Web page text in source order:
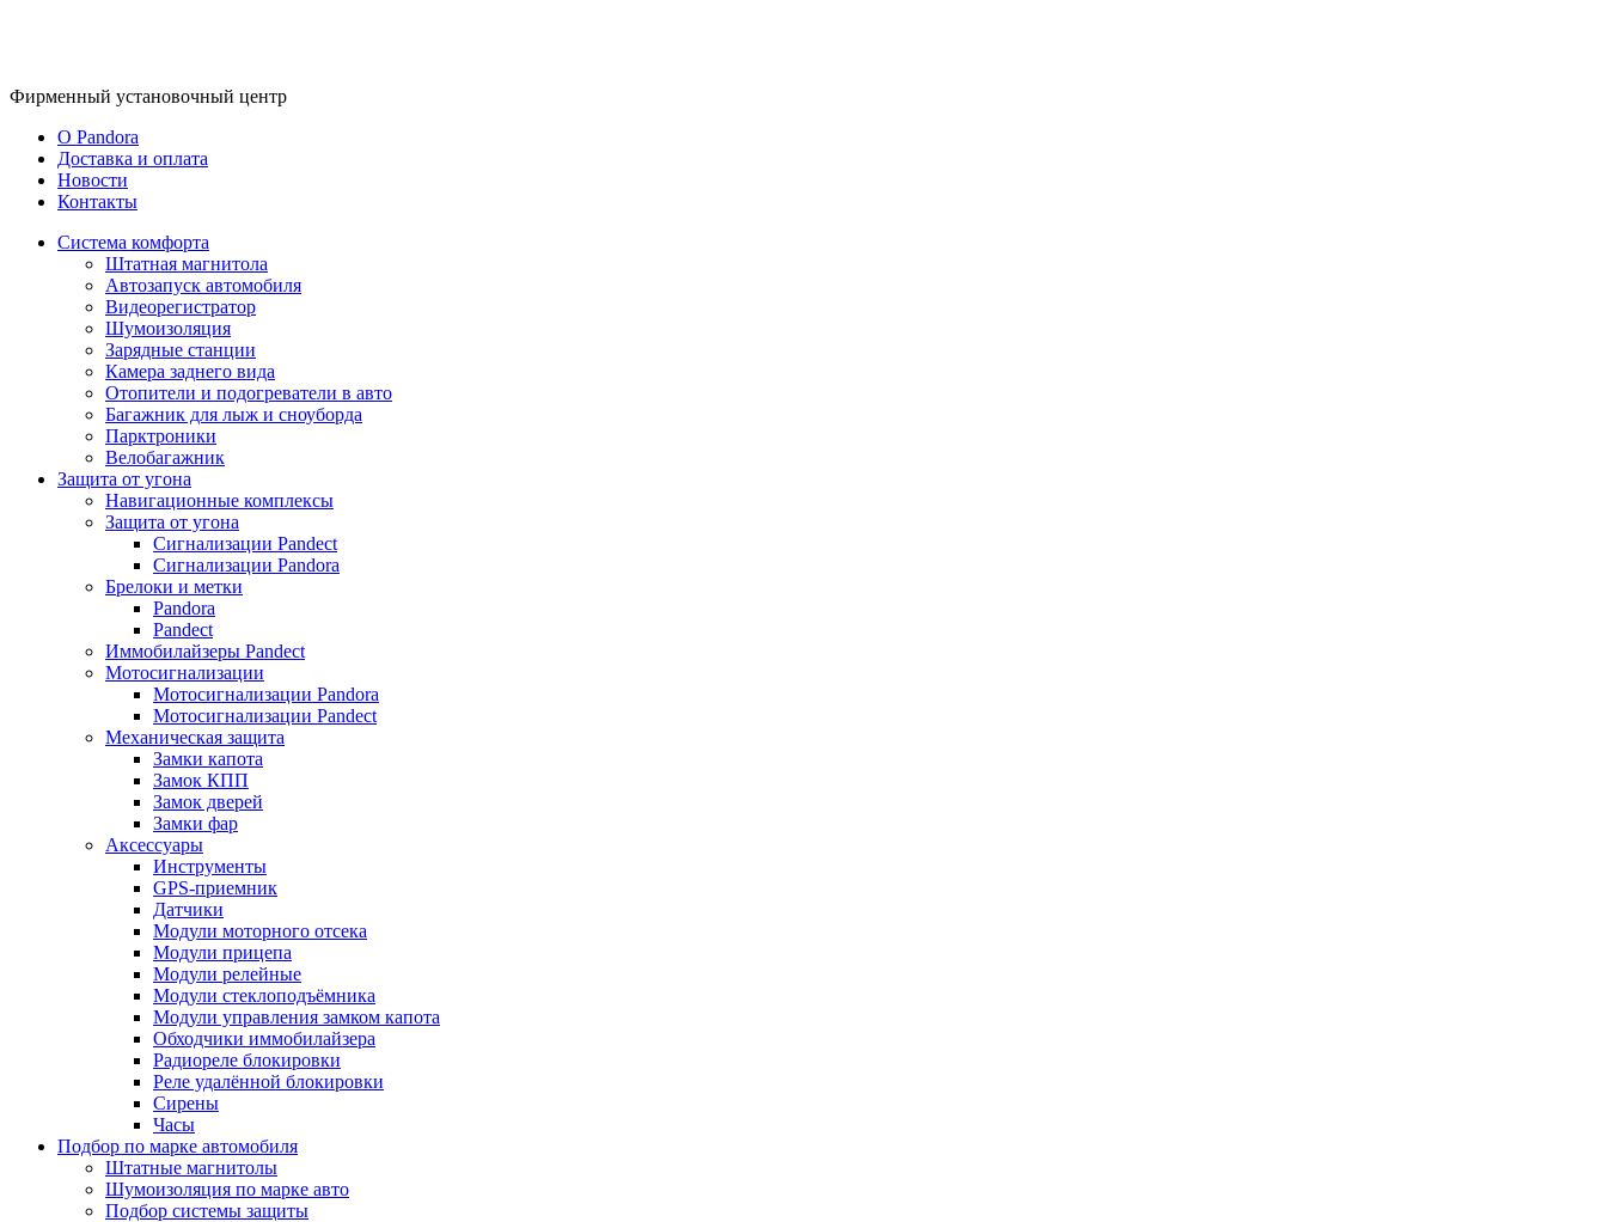
Фирменный установочный центр
O Pandora
Доставка и оплата
Новости
Контакты
Система комфорта
Штатная магнитола
Автозапуск автомобиля
Видеорегистратор
Шумоизоляция
Зарядные станции
Камера заднего вида
Отопители и подогреватели в авто
Багажник для лыж и сноуборда
Парктроники
Велобагажник
Защита от угона
Навигационные комплексы
Защита от угона
Сигнализации Pandect
Сигнализации Pandora
Брелоки и метки
Pandora
Pandect
Иммобилайзеры Pandect
Мотосигнализации
Мотосигнализации Pandora
Мотосигнализации Pandect
Механическая защита
Замки капота
Замок КПП
Замок дверей
Замки фар
Аксессуары
Инструменты
GPS-приемник
Датчики
Модули моторного отсека
Модули прицепа
Модули релейные
Модули стеклоподъёмника
Модули управления замком капота
Обходчики иммобилайзера
Радиореле блокировки
Реле удалённой блокировки
Сирены
Часы
Подбор по марке автомобиля
Штатные магнитолы
Шумоизоляция по марке авто
Подбор системы защиты